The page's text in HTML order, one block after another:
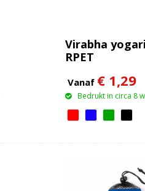
Virabha
RPET
Vanaf € 1,29
Bedrukt in circa 8